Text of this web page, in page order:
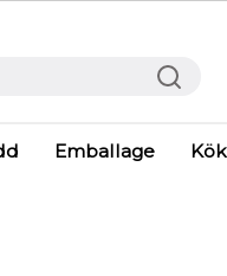
Emballage